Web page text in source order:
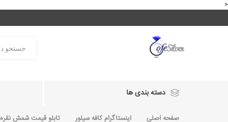
<
دسته بندی ها
صفحه اصلی اینستاگرام کافه سیلور تابلو قیمت شمش نقره